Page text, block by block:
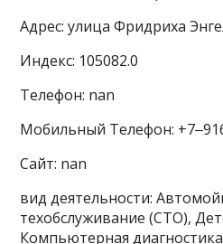
Адрес: улица Фридриха
Индекс: 105082.0
Телефон: nan
Мобильный Телефон:
Сайт: nan
вид деятельности:
техобслуживание (СТО),
Компьютерная